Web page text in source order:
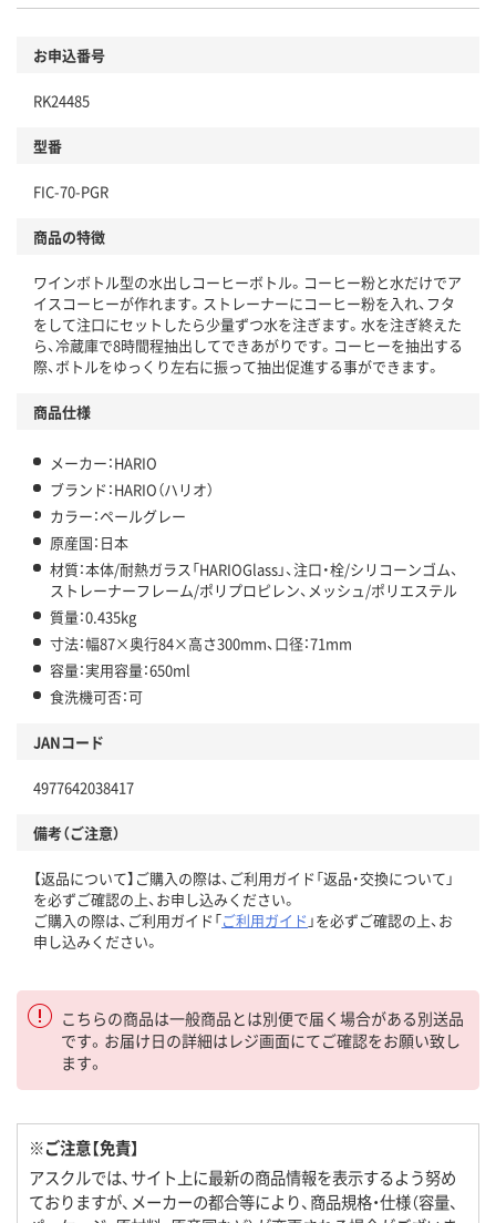
お申込番号
RK24485
型番
FIC-70-PGR
商品の特徴
ワインボトル型の水出しコーヒーボトル。コーヒー粉と水だけでア
イスコーヒーが作れます。ストレーナーにコーヒー粉を入れ、フタ
をして注口にセットしたら少量ずつ水を注ぎます。水を注ぎ終えた
ら、冷蔵庫で8時間程抽出してできあがりです。コーヒーを抽出する
際、ボトルをゆっくり左右に振って抽出促進する事ができます。
商品仕様
メーカー：HARIO
ブランド：HARIO（ハリオ）
カラー：ペールグレー
原産国：日本
材質：本体/耐熱ガラス「HARIOGlass」、注口・栓/シリコーンゴム、
ストレーナーフレーム/ポリプロピレン、メッシュ/ポリエステル
質量：0.435kg
寸法：幅87×奥行84×高さ300mm、口径：71mm
容量：実用容量：650ml
食洗機可否：可
JANコード
4977642038417
備考（ご注意）
【返品について】ご購入の際は、ご利用ガイド「返品・交換について」
を必ずご確認の上、お申し込みください。
ご購入の際は、ご利用ガイド「ご利用ガイド 」を必ずご確認の上、お
申し込みください。
こちらの商品は一般商品とは別便で届く場合がある別送品
です。お届け日の詳細はレジ画面にてご確認をお願い致し
ます。
※ご注意【免責】
アスクルでは、サイト上に最新の商品情報を表示するよう努め
ておりますが、メーカーの都合等により、商品規格・仕様（容量、